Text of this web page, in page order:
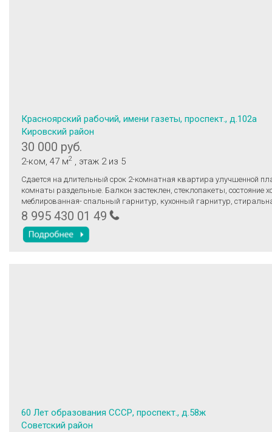
Красноярский рабочий, имени газеты, проспект., д.102а
Кировский район
30 000 руб.
2-ком, 47 м2 , этаж 2из 5
Сдается на длительный срок 2-комнатная квартира улучшенной планировки,
комнаты раздельные. Балкон застеклен, стеклопакеты, состояние
меблированная- спальный гарнитур, кухонный гарнитур,
холодильник, микроволновка, чайник, вся посуда, в зале гарнитур
мягкая мебель. Только русским, без животных! Оплата помесячно,
счетчики на свет и воду.
8 995 430 01 49
60 Лет образования СССР, проспект., д.58ж
Советский район